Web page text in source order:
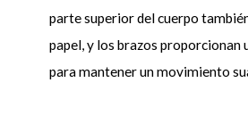
parte superior del cuerpo
papel, y los brazos proporcionan
para mantener un movimiento